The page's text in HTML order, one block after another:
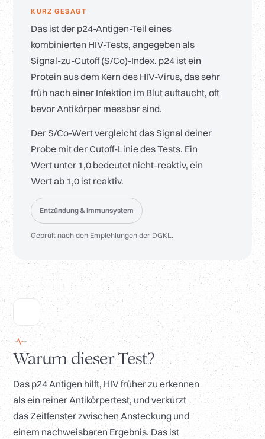
KURZ GESAGT
Das ist der p24-Antigen-Teil eines
kombinierten HIV-Tests, angegeben als
Signal-zu-Cutoff (S/Co)-Index. p24 ist ein
Protein aus dem Kern des HIV-Virus, das sehr
früh nach einer Infektion im Blut auftaucht, oft
bevor Antikörper messbar sind.
Der S/Co-Wert vergleicht das Signal deiner
Probe mit der Cutoff-Linie des Tests. Ein
Wert unter 1,0 bedeutet nicht-reaktiv, ein
Wert ab 1,0 ist reaktiv.
Entzündung & Immunsystem
Geprüft nach den Empfehlungen der DGKL.
Warum dieser Test?
Das p24 Antigen hilft, HIV früher zu erkennen
als ein reiner Antikörpertest, und verkürzt
das Zeitfenster zwischen Ansteckung und
einem nachweisbaren Ergebnis. Das ist